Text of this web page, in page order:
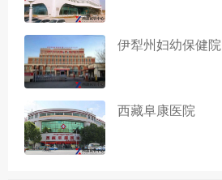
伊犁州妇幼保健院
西藏阜康医院